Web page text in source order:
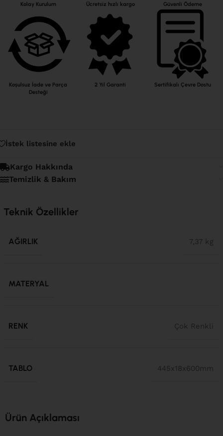
Kolay Kurulum
Koşulsuz İade ve Parça
Desteği
Ücretsiz hızlı kargo
2 Yıl Garanti
Güvenli Ödeme
Sertifikalı Çevre Dostu
İstek listesine ekle
Kargo Hakkında
Temizlik & Bakım
Teknik Özellikler
AĞIRLIK 7,37 kg
MATERYAL
RENK Çok Renkli
TABLO 445x18x600mm
Ürün Açıklaması